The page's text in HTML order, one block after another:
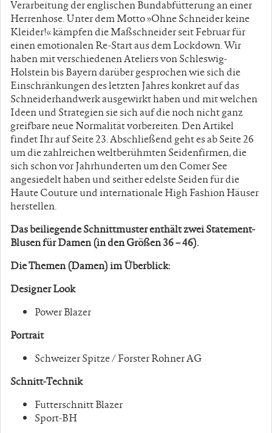
Verarbeitung der englischen Bundabfütterung an einer
Herrenhose. Unter dem Motto »Ohne Schneider keine
Kleider!« kämpfen die Maßschneider seit Februar für
einen emotionalen Re-Start aus dem Lockdown. Wir
haben mit verschiedenen Ateliers von Schleswig-
Holstein bis Bayern darüber gesprochen wie sich die
Einschränkungen des letzten Jahres konkret auf das
Schneiderhandwerk ausgewirkt haben und mit welchen
Ideen und Strategien sie sich auf die noch nicht ganz
greifbare neue Normalität vorbereiten. Den Artikel
findet Ihr auf Seite 23. Abschließend geht es ab Seite 26
um die zahlreichen weltberühmten Seidenfirmen, die
sich schon vor Jahrhunderten um den Comer See
angesiedelt haben und seither edelste Seiden für die
Haute Couture und internationale High Fashion Häuser
herstellen.
Das beiliegende Schnittmuster enthält zwei Statement-
Blusen für Damen (in den Größen 36 – 46).
Die Themen (Damen) im Überblick:
Designer Look
Power Blazer
Portrait
Schweizer Spitze / Forster Rohner AG
Schnitt-Technik
Futterschnitt Blazer
Sport-BH